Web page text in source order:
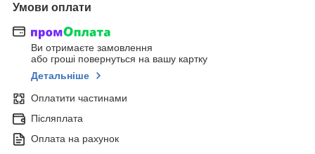
Умови оплати
Ви отримаєте замовлення
або гроші повернуться на вашу картку
Детальніше
Оплатити частинами
Післяплата
Оплата на рахунок